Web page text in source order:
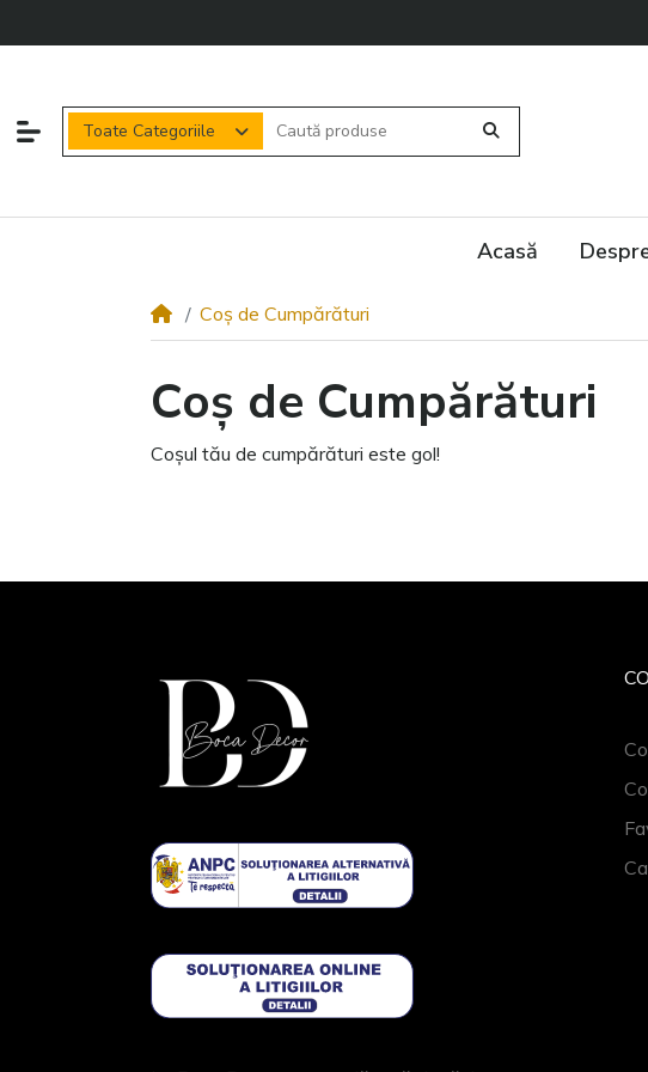
Toate Categoriile
Acasă
Coș de Cumpărături
Coș de Cumpărături
Coșul tău de cumpărături este gol!